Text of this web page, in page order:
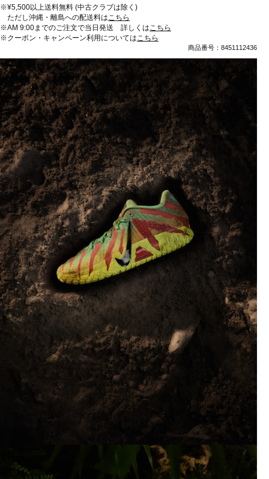
※¥5,500以上送料無料 (中古クラブは除く)
ただし沖縄・離島への配送料はこちら
※AM 9:00までのご注文で当日発送 詳しくはこちら
※クーポン・キャンペーン利用についてはこちら
商品番号：8451112436